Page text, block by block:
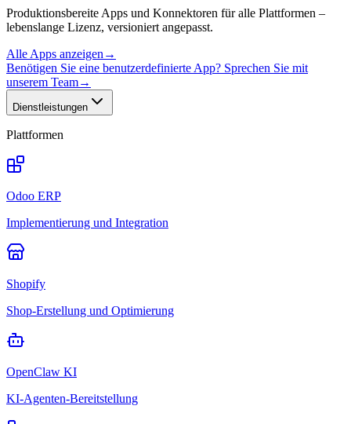
Produktionsbereite Apps und Konnektoren für alle Plattformen –
lebenslange Lizenz, versioniert angepasst.
Alle Apps anzeigen →
Benötigen Sie eine benutzerdefinierte App? Sprechen Sie mit
unserem Team→
Dienstleistungen
Plattformen
Odoo ERP
Implementierung und Integration
Shopify
Shop-Erstellung und Optimierung
OpenClaw KI
KI-Agenten-Bereitstellung